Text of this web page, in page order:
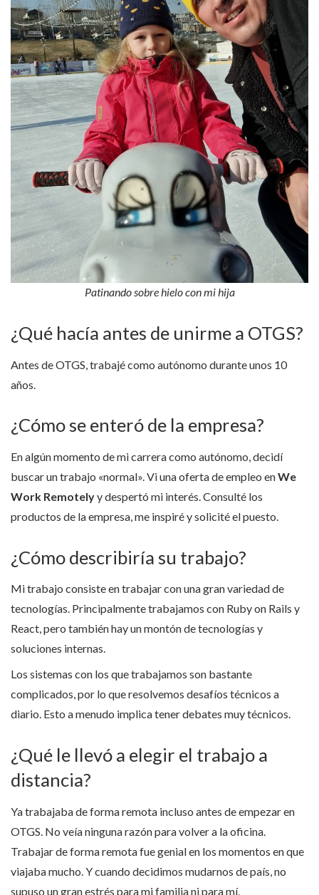
Patinando sobre hielo con mi hija
¿Qué hacía antes de unirme a OTGS?
Antes de OTGS, trabajé como autónomo durante unos 10
años.
¿Cómo se enteró de la empresa?
En algún momento de mi carrera como autónomo, decidí
buscar un trabajo «normal». Vi una oferta de empleo enWe
Work Remotelyy despertó mi interés. Consulté los
productos de la empresa, me inspiré y solicité el puesto.
¿Cómo describiría su trabajo?
Mi trabajo consiste en trabajar con una gran variedad de
tecnologías. Principalmente trabajamos con Ruby on Rails y
React, pero también hay un montón de tecnologías y
soluciones internas.
Los sistemas con los que trabajamos son bastante
complicados, por lo que resolvemos desafíos técnicos a
diario. Esto a menudo implica tener debates muy técnicos.
¿Qué le llevó a elegir el trabajo a
distancia?
Ya trabajaba de forma remota incluso antes de empezar en
OTGS. No veía ninguna razón para volver a la oficina.
Trabajar de forma remota fue genial en los momentos en que
viajaba mucho. Y cuando decidimos mudarnos de país, no
supuso un gran estrés para mi familia ni para mí.